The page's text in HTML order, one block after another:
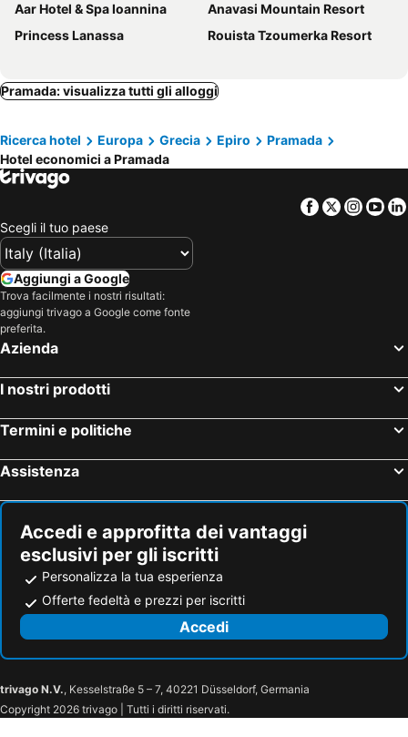
Aar Hotel & Spa Ioannina
Anavasi Mountain Resort
Princess Lanassa
Rouista Tzoumerka Resort
Pramada: visualizza tutti gli alloggi
Ricerca hotel Europa Grecia Epiro
Pramada
Hotel economici a Pramada
Facebook
Twitter
Scegli il tuo paese
Aggiungi a Google
Trova facilmente i nostri risultati:
aggiungi trivago a Google come fonte
preferita.
Azienda
I nostri prodotti
Termini e politiche
Assistenza
Accedi e approfitta dei vantaggi
esclusivi per gli iscritti
Personalizza la tua esperienza
Offerte fedeltà e prezzi per iscritti
Accedi
trivago N.V., Kesselstraße 5 – 7, 40221 Düsseldorf, Germania
Copyright 2026 trivago | Tutti i diritti riservati.